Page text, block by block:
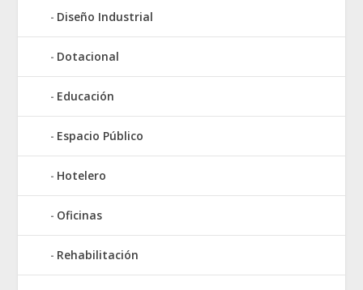
Diseño Industrial
Dotacional
Educación
Espacio Público
Hotelero
Oficinas
Rehabilitación